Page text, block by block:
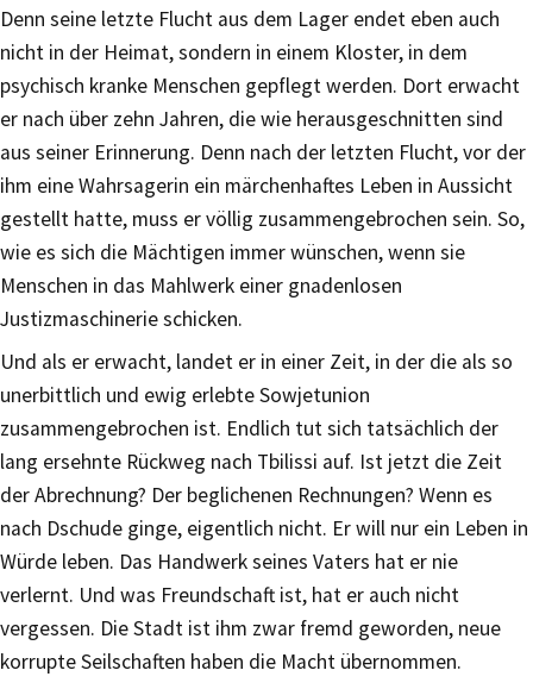
Denn seine letzte Flucht aus dem Lager endet eben auch
nicht in der Heimat, sondern in einem Kloster, in dem
psychisch kranke Menschen gepflegt werden. Dort erwacht
er nach über zehn Jahren, die wie herausgeschnitten sind
aus seiner Erinnerung. Denn nach der letzten Flucht, vor der
ihm eine Wahrsagerin ein märchenhaftes Leben in Aussicht
gestellt hatte, muss er völlig zusammengebrochen sein. So,
wie es sich die Mächtigen immer wünschen, wenn sie
Menschen in das Mahlwerk einer gnadenlosen
Justizmaschinerie schicken.
Und als er erwacht, landet er in einer Zeit, in der die als so
unerbittlich und ewig erlebte Sowjetunion
zusammengebrochen ist. Endlich tut sich tatsächlich der
lang ersehnte Rückweg nach Tbilissi auf. Ist jetzt die Zeit
der Abrechnung? Der beglichenen Rechnungen? Wenn es
nach Dschude ginge, eigentlich nicht. Er will nur ein Leben in
Würde leben. Das Handwerk seines Vaters hat er nie
verlernt. Und was Freundschaft ist, hat er auch nicht
vergessen. Die Stadt ist ihm zwar fremd geworden, neue
korrupte Seilschaften haben die Macht übernommen.